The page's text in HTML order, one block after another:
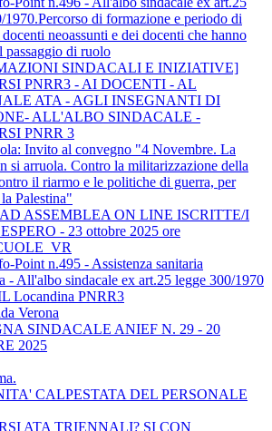
1970.Percorso di formazione e periodo di
neoassunti e dei docenti che hanno
passaggio di ruolo
SINDACALI E INIZIATIVE]
PNRR3 - AI DOCENTI - AL
ATA - AGLI INSEGNANTI DI
ALL'ALBO SINDACALE -
PNRR 3
Invito al convegno "4 Novembre. La
si arruola. Contro la militarizzazione della
il riarmo e le politiche di guerra, per
Palestina"
ASSEMBLEA ON LINE ISCRITTE/I
- 23 ottobre 2025 ore
Point n.495 - Assistenza sanitaria
- All'albo sindacale ex art.25 legge 300/1970
Locandina PNRR3
Verona
SINDACALE ANIEF N. 29 - 20
2025
CALPESTATA DEL PERSONALE
ATA TRIENNALI? SI CON